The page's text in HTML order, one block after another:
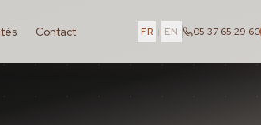
Contact FR | EN 05 37 65 29 60